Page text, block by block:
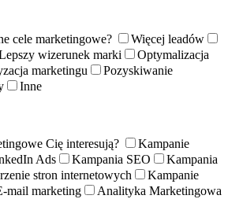
cele marketingowe?
Więcej leadów
wizerunek marki
Optymalizacja
marketingu
Pozyskiwanie
Inne
Cię interesują?
Kampanie
Ads
Kampania SEO
Kampania
stron internetowych
Kampanie
mail marketing
Analityka Marketingowa